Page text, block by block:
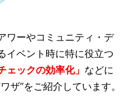
ワーやコミュニティ・デ
イベント時に特に役立つ
ェックの効率化」 などに
ザ”をご紹介しています。